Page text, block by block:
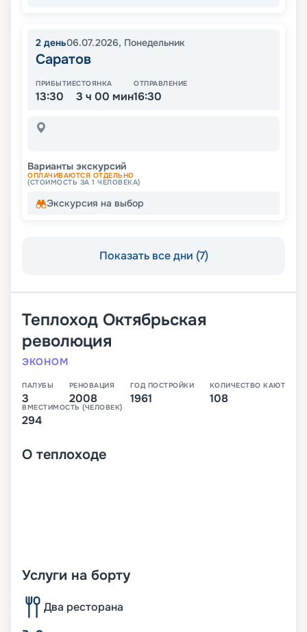
2 день06.07.2026, Понедельник
Саратов
ПРИБЫТИЕ
13:30
СТОЯНКА
3 ч 00 мин
ОТПРАВЛЕНИЕ
16:30
Варианты экскурсий
ОПЛАЧИВАЮТСЯ ОТДЕЛЬНО
(СТОИМОСТЬ ЗА 1 ЧЕЛОВЕКА)
Экскурсия на выбор
Показать все дни (7)
Теплоход Октябрьская
революция
ЭКОНОМ
ПАЛУБЫ
3
РЕНОВАЦИЯ
2008
ГОД ПОСТРОЙКИ
1961
КОЛИЧЕСТВО КАЮТ
108
ВМЕСТИМОСТЬ (ЧЕЛОВЕК)
294
О теплоходе
Услуги на борту
Два ресторана